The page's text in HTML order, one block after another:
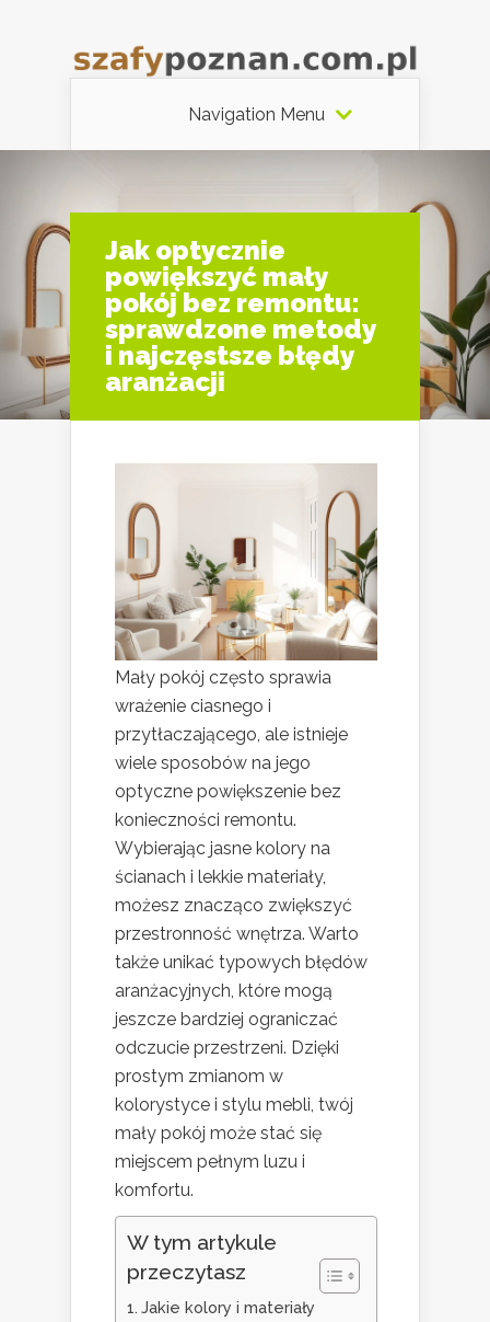
Navigation Menu
Jak optycznie
powiększyć mały
pokój bez remontu:
sprawdzone metody
i najczęstsze błędy
aranżacji
Mały pokój często sprawia
wrażenie ciasnego i
przytłaczającego, ale istnieje
wiele sposobów na jego
optyczne powiększenie bez
konieczności remontu.
Wybierając jasne kolory na
ścianach i lekkie materiały,
możesz znacząco zwiększyć
przestronność wnętrza. Warto
także unikać typowych błędów
aranżacyjnych, które mogą
jeszcze bardziej ograniczać
odczucie przestrzeni. Dzięki
prostym zmianom w
kolorystyce i stylu mebli, twój
mały pokój może stać się
miejscem pełnym luzu i
komfortu.
W tym artykule
przeczytasz
Jakie kolory i materiały